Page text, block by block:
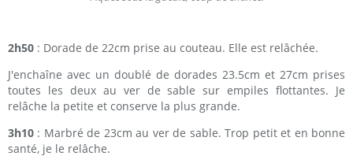
2h50 : Dorade de 22cm prise au couteau. Elle est relâchée.
J'enchaîne avec un doublé de dorades 23.5cm et 27cm prises
toutes les deux au ver de sable sur empiles flottantes. Je
relâche la petite et conserve la plus grande.
3h10 : Marbré de 23cm au ver de sable. Trop petit et en bonne
santé, je le relâche.